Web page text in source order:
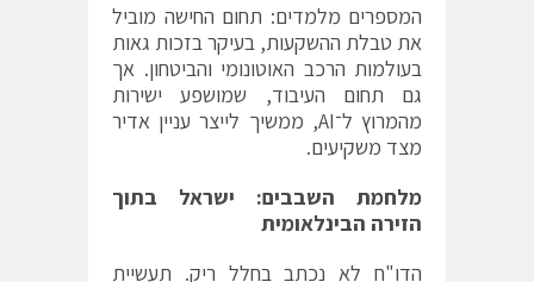
המספרים מלמדים: תחום החישה מוביל
את טבלת ההשקעות, בעיקר בזכות גאות
בעולמות הרכב האוטונומי והביטחון. אך
גם תחום העיבוד, שמושפע ישירות
מהמרוץ ל־AI, ממשיך לייצר עניין אדיר
מצד משקיעים.
מלחמת השבבים: ישראל בתוך
הזירה הבינלאומית
הדו"ח לא נכתב בחלל ריק. תעשיית